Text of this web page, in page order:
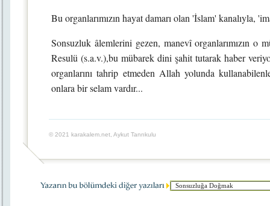
Bu organlarımızın hayat damarı olan 'İslam' kanalıyla,
Sonsuzluk âlemlerini gezen, manevî organlarımızın o
Resulü (s.a.v.),bu mübarek dini şahit tutarak haber
organlarını tahrip etmeden Allah yolunda
onlara bir selam vardır...
© 2021 karakalem.net, Aykut Tanrıkulu